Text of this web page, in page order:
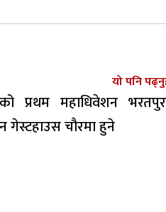
यो पनि
प्रथम महाधिवेशन
गेस्टहाउस चौरमा हुने